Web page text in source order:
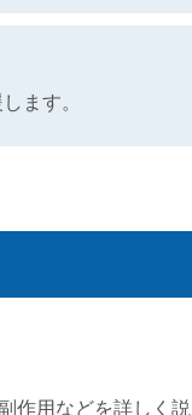
ます。
作用などを詳しく説